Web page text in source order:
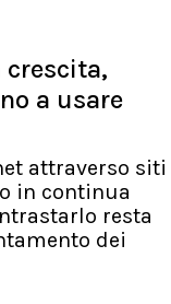
a usare
attraverso siti
in continua
resta
dei